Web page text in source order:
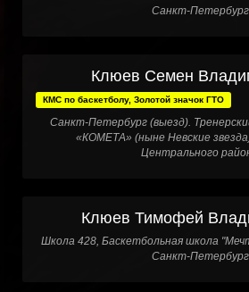
Санкт-Петербург
Клюев Семен
КМС по баскетболу, Золотой значок ГТО
Санкт-Петербург (выезд).
«КОМЕТА» (ныне Невские
Центрального
Клюев Тимофей
Школа 428, Баскетбольная школа
Санкт-Петербург